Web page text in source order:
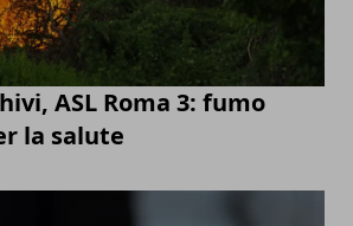
ASL Roma 3: fumo
la salute